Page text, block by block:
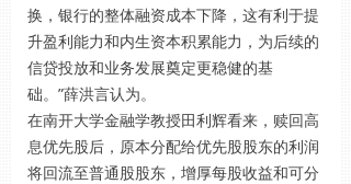
换，银行的整体融资成本下降，这有利于提
升盈利能力和内生资本积累能力，为后续的
信贷投放和业务发展奠定更稳健的基
础。”薛洪言认为。
在南开大学金融学教授田利辉看来，赎回高
息优先股后，原本分配给优先股股东的利润
将回流至普通股股东，增厚每股收益和可分